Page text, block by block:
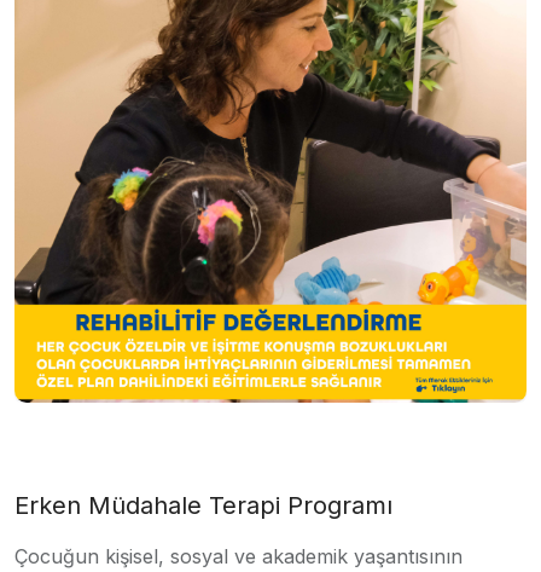
Erken Müdahale Terapi Programı
Çocuğun kişisel, sosyal ve akademik yaşantısının